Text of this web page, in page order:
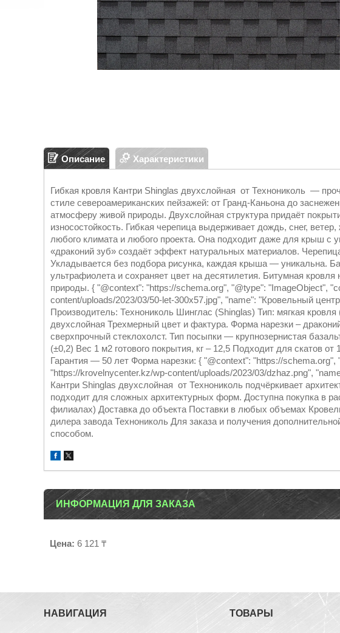
Описание Характеристики
Гибкая кровля Кантри Shinglas двухслойная от Технониколь —
стиле североамериканских пейзажей: от Гранд-Каньона до
атмосферу живой природы. Двухслойная структура придаёт
износостойкость. Гибкая черепица выдерживает дождь, снег,
любого климата и любого проекта. Она подходит даже для крыш с
«драконий зуб» создаёт эффект натуральных материалов.
Укладывается без подбора рисунка, каждая крыша — уникальна.
ультрафиолета и сохраняет цвет на десятилетия. Битумная кровля
природы. { "@context": "https://schema.org", "@type": "ImageObject",
content/uploads/2023/03/50-let-300x57.jpg", "name": "Кровельный
Производитель: Технониколь Шинглас (Shinglas) Тип: мягкая
двухслойная Трехмерный цвет и фактура. Форма нарезки –
сверхпрочный стеклохолст. Тип посыпки — крупнозернистая
(±0,2) Вес 1 м2 готового покрытия, кг – 12,5 Подходит для скатов
Гарантия — 50 лет Форма нарезки: { "@context": "https://schema.org",
"https://krovelnycenter.kz/wp-content/uploads/2023/03/dzhaz.png",
Кантри Shinglas двухслойная от Технониколь подчёркивает
подходит для сложных архитектурных форм. Доступна покупка в
филиалах) Доставка до объекта Поставки в любых объемах
дилера завода Технониколь Для заказа и получения
способом.
ИНФОРМАЦИЯ ДЛЯ ЗАКАЗА
Цена: 6 121 ₸
НАВИГАЦИЯ ТОВАРЫ